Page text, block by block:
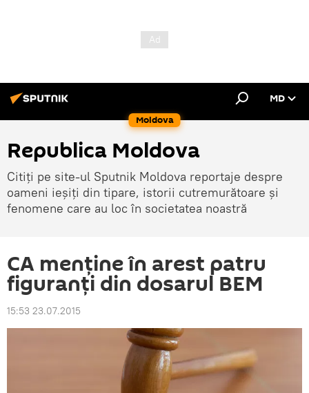
Moldova
MD
Republica Moldova
Citiți pe site-ul Sputnik Moldova reportaje despre
oameni ieșiți din tipare, istorii cutremurătoare și
fenomene care au loc în societatea noastră
CA menține în arest patru
figuranți din dosarul BEM
15:53 23.07.2015